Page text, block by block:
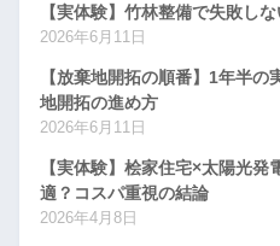
【実体験】竹林整備で失敗し
2026年6月11日
【放棄地開拓の順番】1年半
地開拓の進め方
2026年6月11日
【実体験】桧家住宅×太陽光
適？コスパ重視の結論
2026年4月8日